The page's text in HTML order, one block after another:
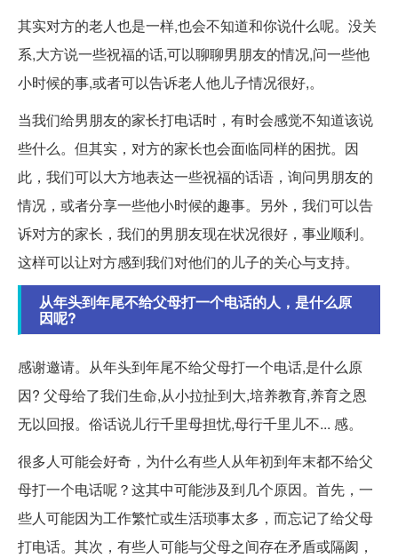
其实对方的老人也是一样,也会不知道和你说什么呢。没关
系,大方说一些祝福的话,可以聊聊男朋友的情况,问一些他
小时候的事,或者可以告诉老人他儿子情况很好,。
当我们给男朋友的家长打电话时，有时会感觉不知道该说
些什么。但其实，对方的家长也会面临同样的困扰。因
此，我们可以大方地表达一些祝福的话语，询问男朋友的
情况，或者分享一些他小时候的趣事。另外，我们可以告
诉对方的家长，我们的男朋友现在状况很好，事业顺利。
这样可以让对方感到我们对他们的儿子的关心与支持。
从年头到年尾不给父母打一个电话的人，是什么原
因呢?
感谢邀请。从年头到年尾不给父母打一个电话,是什么原
因? 父母给了我们生命,从小拉扯到大,培养教育,养育之恩
无以回报。俗话说儿行千里母担忧,母行千里儿不... 感。
很多人可能会好奇，为什么有些人从年初到年末都不给父
母打一个电话呢？这其中可能涉及到几个原因。首先，一
些人可能因为工作繁忙或生活琐事太多，而忘记了给父母
打电话。其次，有些人可能与父母之间存在矛盾或隔阂，